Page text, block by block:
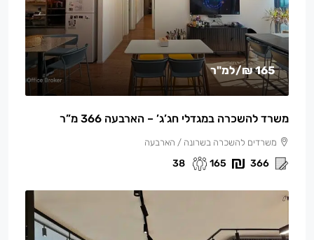
165 ₪ /למ"ר
משרד להשכרה במגדלי חג’ג’ – הארבעה 366 מ”ר
משרדים להשכרה בשרונה / הארבעה
366
165
38